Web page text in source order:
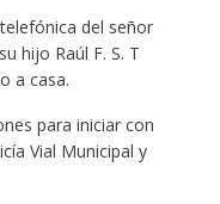
del señor
hijo Raúl F. S. T
a casa.
para iniciar con
Vial Municipal y